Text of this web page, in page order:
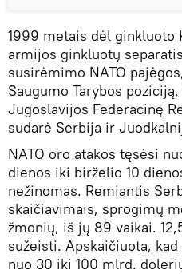
1999 metais dėl ginkluoto
armijos ginkluotų
susirėmimo NATO
Saugumo Tarybos
Jugoslavijos Federacinę
sudarė Serbija ir
NATO oro atakos tęsėsi
dienos iki birželio 10
nežinomas. Remiantis
skaičiavimais, sprogimų
žmonių, iš jų 89 vaikai.
sužeisti. Apskaičiuota,
nuo 30 iki 100 mlrd.